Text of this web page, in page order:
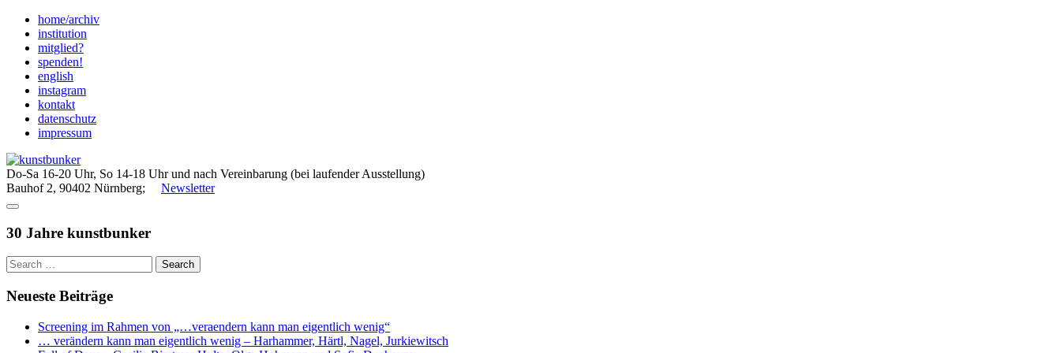
Skip
content
home/archiv
institution
mitglied?
spenden!
english
instagram
kontakt
datenschutz
impressum
Do-Sa 16-20 Uhr, So 14-18 Uhr und nach Vereinbarung (bei laufender Ausstellung)
Bauhof 2, 90402 Nürnberg; Newsletter
30 Jahre kunstbunker
Neueste Beiträge
Screening im Rahmen von „…veraendern kann man eigentlich wenig“
… verändern kann man eigentlich wenig – Harhammer, Härtl, Nagel, Jurkiewitsch